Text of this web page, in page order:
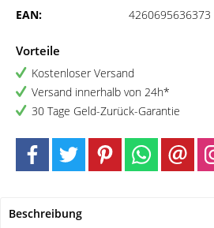
EAN:
4260695636373
Vorteile
Kostenloser Versand
Versand innerhalb von 24h*
30 Tage Geld-Zurück-Garantie
Beschreibung